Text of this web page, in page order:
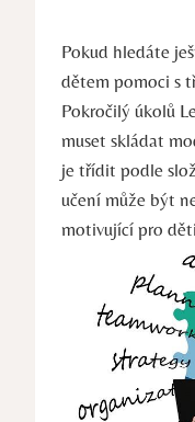
Pokud ⁢hledáte
dětem‌ pomoci s
Pokročilý úkolů
muset⁢ skládat⁣
je třídit podle
učení může být
motivující pro